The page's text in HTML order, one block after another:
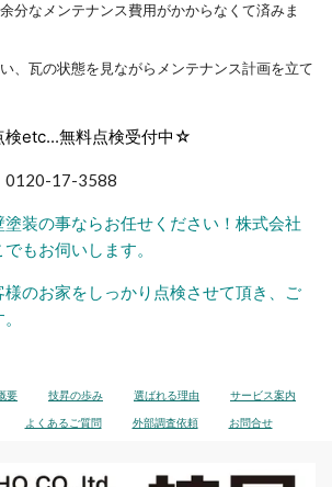
分なメンテナンス費用がかからなくて済みま
、瓦の状態を見ながらメンテナンス計画を立て
検etc...無料点検受付中☆
17-3588
装の事ならお任せください！株式会社
もお伺いします。
のお家をしっかり点検させて頂き、ご
要 技昇の歩み 選ばれる理由 サービス案内
よくあるご質問 外部調査依頼 お問合せ